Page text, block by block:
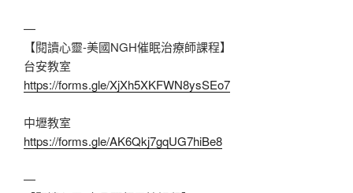
—
【閱讀心靈-美國NGH催眠治療師課程】
台安教室
https://forms.gle/XjXh5XKFWN8ysSEo7
中壢教室
https://forms.gle/AK6Qkj7gqUG7hiBe8
—